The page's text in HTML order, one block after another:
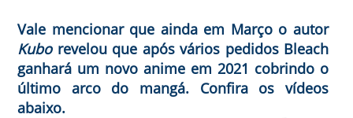
Vale mencionar que ainda em Março o autor
Kuborevelou que após vários pedidos Bleach
ganhará um novo anime em 2021 cobrindo o
último arco do mangá. Confira os vídeos
abaixo.